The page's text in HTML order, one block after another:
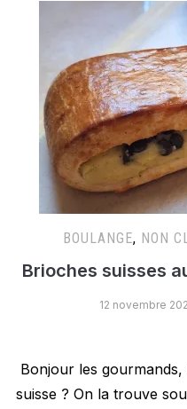
BOULANGE, NON
Brioches suisses
12 novembre
Bonjour les
suisse ? On la trouve